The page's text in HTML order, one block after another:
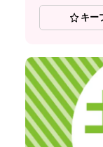
キー